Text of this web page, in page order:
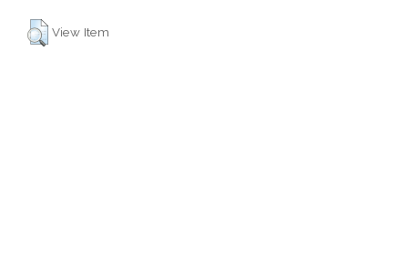
View Item